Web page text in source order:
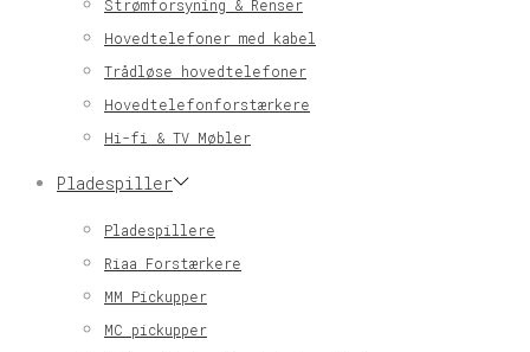
Strømforsyning & Renser
Hovedtelefoner med kabel
Trådløse hovedtelefoner
Hovedtelefonforstærkere
Hi-fi & TV Møbler
Pladespiller
Pladespillere
Riaa Forstærkere
MM Pickupper
MC pickupper